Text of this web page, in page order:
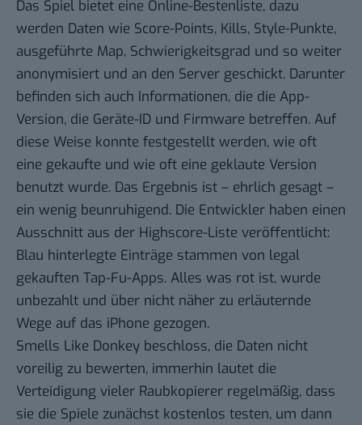
Das Spiel bietet eine Online-Bestenliste, dazu
werden Daten wie Score-Points, Kills, Style-Punkte,
ausgeführte Map, Schwierigkeitsgrad und so weiter
anonymisiert und an den Server geschickt. Darunter
befinden sich auch Informationen, die die App-
Version, die Geräte-ID und Firmware betreffen. Auf
diese Weise konnte festgestellt werden, wie oft
eine gekaufte und wie oft eine geklaute Version
benutzt wurde. Das Ergebnis ist – ehrlich gesagt –
ein wenig beunruhigend. Die Entwickler haben einen
Ausschnitt aus der Highscore-Liste veröffentlicht:
Blau hinterlegte Einträge stammen von legal
gekauften Tap-Fu-Apps. Alles was rot ist, wurde
unbezahlt und über nicht näher zu erläuternde
Wege auf das iPhone gezogen.
Smells Like Donkey beschloss, die Daten nicht
voreilig zu bewerten, immerhin lautet die
Verteidigung vieler Raubkopierer regelmäßig, dass
sie die Spiele zunächst kostenlos testen, um dann